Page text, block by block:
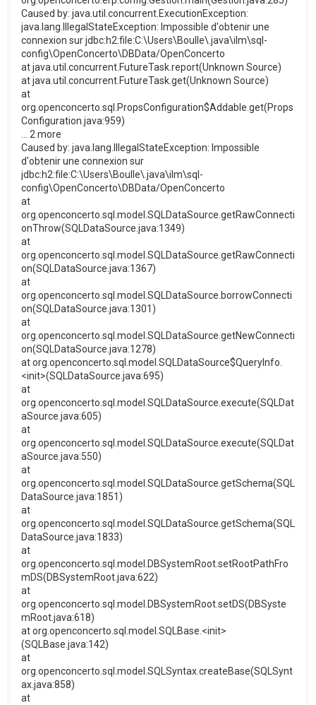
Caused by: java.util.concurrent.ExecutionException:
java.lang.IllegalStateException: Impossible d'obtenir une
connexion sur jdbc:h2:file:C:\Users\Boulle\.java\ilm\sql-
config\OpenConcerto\DBData/OpenConcerto
at java.util.concurrent.FutureTask.report(Unknown Source)
at java.util.concurrent.FutureTask.get(Unknown Source)
at
org.openconcerto.sql.PropsConfiguration$Addable.get(Props
Configuration.java:959)
... 2 more
Caused by: java.lang.IllegalStateException: Impossible
d'obtenir une connexion sur
jdbc:h2:file:C:\Users\Boulle\.java\ilm\sql-
config\OpenConcerto\DBData/OpenConcerto
at
org.openconcerto.sql.model.SQLDataSource.getRawConnecti
onThrow(SQLDataSource.java:1349)
at
org.openconcerto.sql.model.SQLDataSource.getRawConnecti
on(SQLDataSource.java:1367)
at
org.openconcerto.sql.model.SQLDataSource.borrowConnecti
on(SQLDataSource.java:1301)
at
org.openconcerto.sql.model.SQLDataSource.getNewConnecti
on(SQLDataSource.java:1278)
at org.openconcerto.sql.model.SQLDataSource$QueryInfo.
<init>(SQLDataSource.java:695)
at
org.openconcerto.sql.model.SQLDataSource.execute(SQLDat
aSource.java:605)
at
org.openconcerto.sql.model.SQLDataSource.execute(SQLDat
aSource.java:550)
at
org.openconcerto.sql.model.SQLDataSource.getSchema(SQL
DataSource.java:1851)
at
org.openconcerto.sql.model.SQLDataSource.getSchema(SQL
DataSource.java:1833)
at
org.openconcerto.sql.model.DBSystemRoot.setRootPathFro
mDS(DBSystemRoot.java:622)
at
org.openconcerto.sql.model.DBSystemRoot.setDS(DBSyste
mRoot.java:618)
at org.openconcerto.sql.model.SQLBase.<init>
(SQLBase.java:142)
at
org.openconcerto.sql.model.SQLSyntax.createBase(SQLSynt
ax.java:858)
at